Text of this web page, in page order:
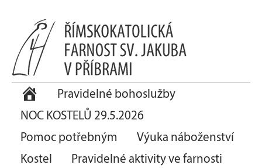
Pravidelné bohoslužby
NOC KOSTELŮ 29.5.2026
Pomoc potřebným
Výuka náboženství
Kostel
Pravidelné aktivity ve farnosti